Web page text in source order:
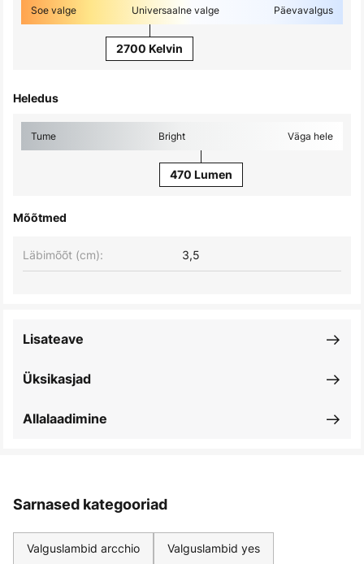
Soe valge Universaalne valge Päevavalgus
2700 Kelvin
Heledus
Tume Bright Väga hele
470 Lumen
Mõõtmed
Läbimõõt (cm): 3,5
Üksikasjad
Lisateave
Allalaadimine
Sarnased kategooriad
Valguslambid arcchio Valguslambid yes